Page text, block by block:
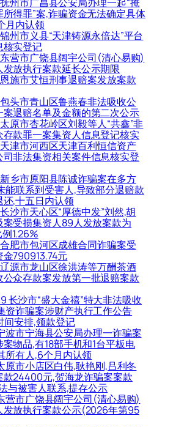
得罪”案,诈骗资金无法确定具体
月内认领
州市义县“天津铸源永倍达”平台
核实登记
营市广饶县阔宇公司(清心易购)
放执行案款延长公示期限
施市艾恒刑事退赔案发放案款
头市青山区鲁燕春非法吸收公
案退赔名单及金额的第二次公示
原市杏花岭区刘毅等人“共鑫”非
存款罪一案集资人信息登记核实
津市河西区天津百利恒信资产
非法集资相关案件信息核实登
乡市原阳县陈诚诈骗案在多方
能联系到受害人,导致部分退赔款
,十五日内认领
沙市天心区“厚德中发”刘然,胡
案受损集资人89人发放案款为
例1.26%
肥市包河区成雄合同诈骗案受
790913.74元
源市龙山区徐洪涛等万酬茶酒
众存款案发放第一批退赔案款
长沙市“盛大金禧”特大非法吸收
资诈骗案涉财产执行工作公告
间安排,领款登记
波市宁海县公安局办理一诈骗案
物品,有18部手机和1台平板电
所有人,6个月内认领
原市小店区白伟,耿艳刚,吕利冬
款24400元,贺海龙诈骗案案款
与被害人联系,提存公示
营市广饶县阔宇公司(清心易购)
发放执行案款公示(2026年第95